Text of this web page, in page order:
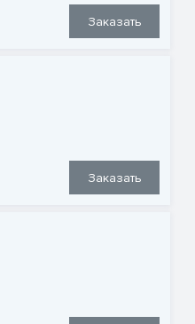
Заказать
Заказать